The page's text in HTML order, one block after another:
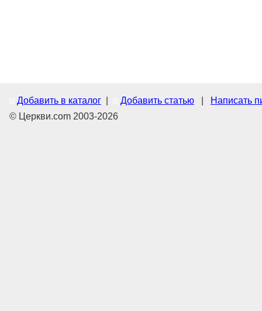
Добавить в каталог Добавить статью
Написать
© Церкви.com 2003-2026